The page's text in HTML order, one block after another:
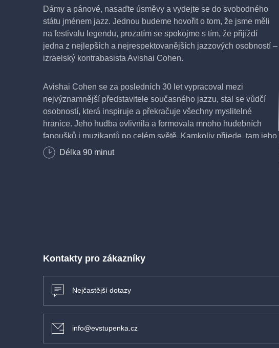
Dámy a pánové, nasaďte úsměvy a vydejte se do svobodného
státu jménem jazz. Jednou budeme hovořit o tom, že jsme měli
na festivalu legendu, prozatím se spokojme s tím, že přijíždí
jedna z nejlepších a nejrespektovanějších jazzových osobností –
izraelský kontrabasista Avishai Cohen.
Avishai Cohen se za posledních 30 let vypracoval mezi
nejvýznamnější představitele současného jazzu, stal se vůdčí
osobností, která inspiruje a překračuje všechny myslitelné
hranice. Jeho hudba ovlivnila a formovala mnoho hudebních
fanoušků i muzikantů po celém světě. Kamkoliv přijede, tam jeho
jméno a hudba ještě dlouho rezonuje.
Avishai Cohen, kontrabas, zpěv / Itay Simhovich, klavír / Eviatar
Délka 90 minut
Kontakty pro zákazníky
Nejčastější dotazy
info@evstupenka.cz